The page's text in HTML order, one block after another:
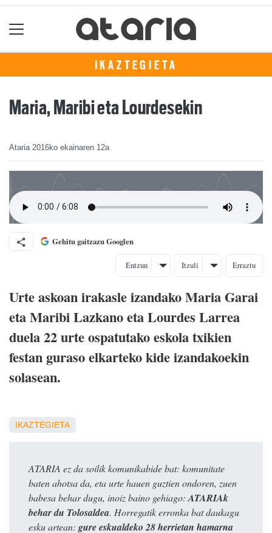
IKAZTEGIETA
Maria, Maribi eta Lourdesekin
Ataria 2016ko ekainaren 12a
Gehitu gaitzazu Googlen
Entzun Itzuli Erraztu
Urte askoan irakasle izandako Maria Garai
eta Maribi Lazkano eta Lourdes Larrea
duela 22 urte ospatutako eskola txikien
festan guraso elkarteko kide izandakoekin
solasean.
IKAZTEGIETA
ATARIA ez da soilik komunikabide bat: komunitate
baten ahotsa da, eta urte hauen guztien ondoren, zuen
babesa behar dugu, inoiz baino gehiago: ATARIAk
behar du Tolosaldea. Horregatik erronka bat daukagu
esku artean: gure eskualdeko 28 herrietan hamarna